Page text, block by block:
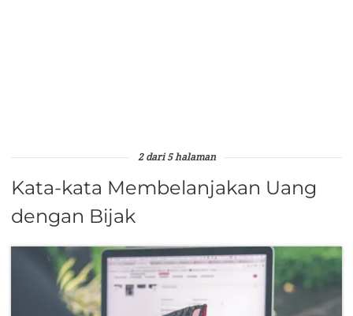
2 dari 5 halaman
Kata-kata Membelanjakan Uang
dengan Bijak